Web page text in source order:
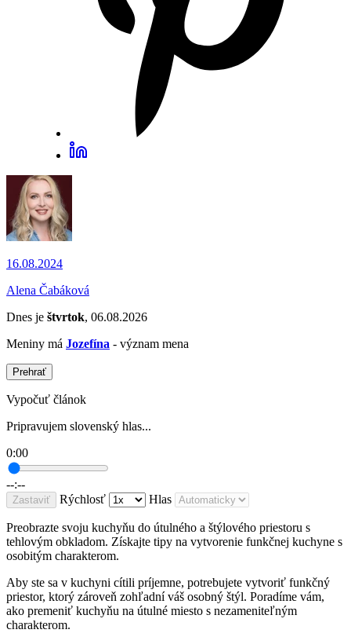
16.08.2024
Alena Čabáková
Dnes je štvrtok, 06.08.2026
Meniny má Jozefína - význam mena
Prehrať
Vypočuť článok
Pripravujem slovenský hlas...
0:00
--:--
Zastaviť Rýchlosť Hlas
Preobrazte svoju kuchyňu do útulného a štýlového priestoru s
tehlovým obkladom. Získajte tipy na vytvorenie funkčnej kuchyne s
osobitým charakterom.
Aby ste sa v kuchyni cítili príjemne, potrebujete vytvoriť funkčný
priestor, ktorý zároveň zohľadní váš osobný štýl. Poradíme vám,
ako premeniť kuchyňu na útulné miesto s nezameniteľným
charakterom.